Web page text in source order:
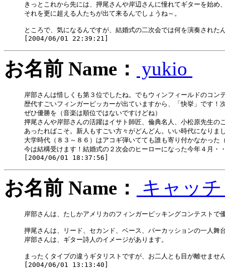
きっとこれから先には、押尾さんや岸辺さんに憧れてギターを始め
それを更に超える人たちが出て来るんでしょうね～。
ところで、気になるんですが、結婚式の二次会では何を演奏された
お名前 Name： yukio
岸部さんは惜しくも第３位でしたね。でもウィンフィールドのコン
歴代すごいフィンガーピッカーが出ていますから、「快挙」です！
ぜひ優勝を（音楽は順位ではないですけどね）
押尾さんや岸部さんの活躍はイサト師匠、倫典名人、小松原先生の
あったればこそ。新人もすごい方々がどんどん。いい時代になりま
大学時代（８３～８６）はアコギ弾いてても誰も寄り付かなかった
今は結構受けます！結婚式の２次会のヒーローになった今年４月・
お名前 Name： キャッ
岸部さんは、たしかアメリカのフィンガーピッキングコンテストで
押尾さんは、リード、セカンド、ベース、パーカッションの一人舞
岸部さんは、ギター詩人のイメージがあります。
まったくタイプの違うギタリストですが、お二人とも目が離せませ